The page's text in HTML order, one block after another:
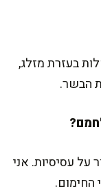
בעזרת מזלג,
הבשר.
עסיסיות. אני
החימום.